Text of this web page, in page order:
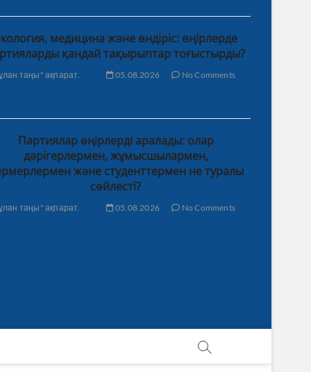
медицина және өндіріс: өңірлерде
қандай тақырыптар тоғыстырды?
таңы" ақпарат. 05.08.2026 No Comments
Партиялар өңірлерді аралады: олар
дәрігерлермен, жұмысшылармен,
және студенттермен не туралы
сөйлесті?
таңы" ақпарат. 05.08.2026 No Comments